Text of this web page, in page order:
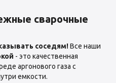
сварочные
соседям!Все наши
- это качественная
аргонового газа с
емкости.